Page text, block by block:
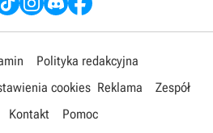
Polityka redakcyjna
cookies Reklama
Zespół
Kontakt Pomoc